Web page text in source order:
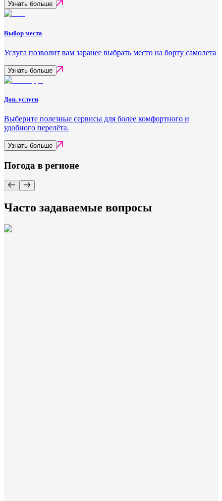
Узнать больше
Выбор места
Услуга позволит вам заранее выбрать место на борту самолета
Узнать больше
Доп. услуги
Выберите полезные сервисы для более комфортного и
удобного перелёта.
Узнать больше
Погода в регионе
Часто задаваемые вопросы